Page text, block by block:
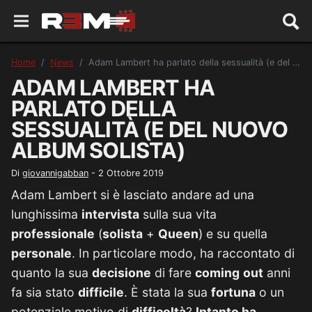
Home News Adam Lambert ha parlato della sessualità (e del nuovo album solista)
ADAM LAMBERT HA
PARLATO DELLA
SESSUALITÀ (E DEL NUOVO
ALBUM SOLISTA)
Di giovannigabban - 2 Ottobre 2019
Adam Lambert si è lasciato andare ad una
lunghissima intervista sulla sua vita
professionale (solista + Queen) e su quella
personale. In particolare modo, ha raccontato di
quanto la sua decisione di fare coming out anni
fa sia stato difficile. È stata la sua fortuna o un